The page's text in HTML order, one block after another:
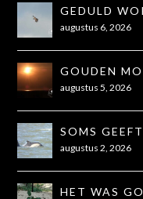
GEDULD
OOK NIET...
augustus 6, 2026
GOUDEN
augustus 5, 2026
SOMS
WAT JE
augustus 2, 2026
HET WAS